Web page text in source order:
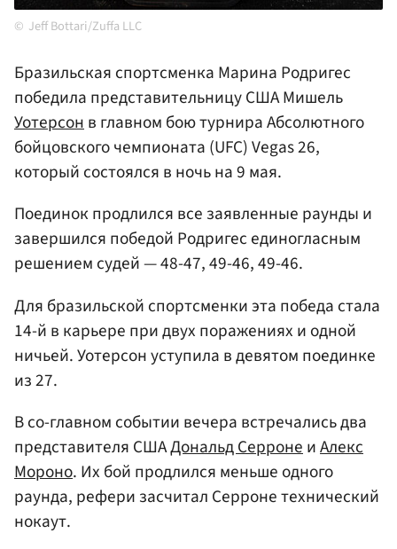
Jeff Bottari/Zuffa LLC
Бразильская спортсменка Марина Родригес
победила представительницу США Мишель
Уотерсонв главном бою турнира Абсолютного
бойцовского чемпионата (UFC) Vegas 26,
который состоялся в ночь на 9 мая.
Поединок продлился все заявленные раунды и
завершился победой Родригес единогласным
решением судей — 48-47, 49-46, 49-46.
Для бразильской спортсменки эта победа стала
14-й в карьере при двух поражениях и одной
ничьей. Уотерсон уступила в девятом поединке
из 27.
В со-главном событии вечера встречались два
представителя СШАДональд СерронеиАлекс
Мороно. Их бой продлился меньше одного
раунда, рефери засчитал Серроне технический
нокаут.